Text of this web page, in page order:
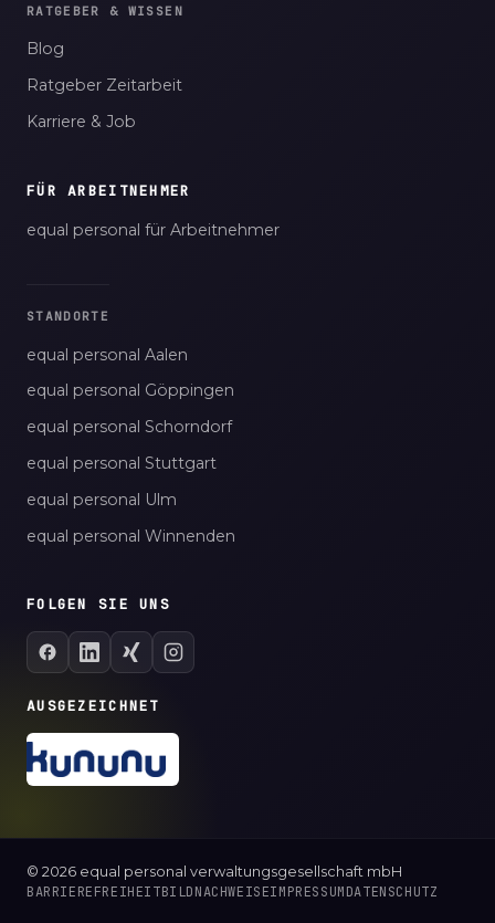
RATGEBER & WISSEN
Blog
Ratgeber Zeitarbeit
Karriere & Job
FÜR ARBEITNEHMER
equal personal für Arbeitnehmer
STANDORTE
equal personal Aalen
equal personal Göppingen
equal personal Schorndorf
equal personal Stuttgart
equal personal Ulm
equal personal Winnenden
FOLGEN SIE UNS
AUSGEZEICHNET
© 2026 equal personal verwaltungsgesellschaft mbH
BARRIEREFREIHEITBILDNACHWEISEIMPRESSUMDATENSCHUTZ